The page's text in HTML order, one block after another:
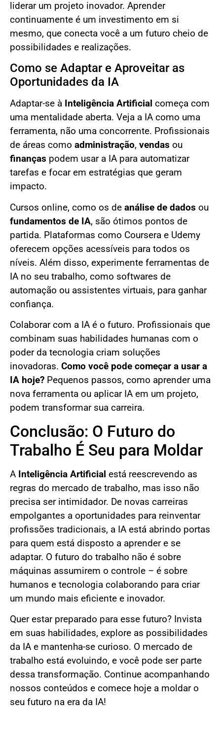
liderar um projeto inovador. Aprender
continuamente é um investimento em si
mesmo, que conecta você a um futuro cheio de
possibilidades e realizações.
Como se Adaptar e Aproveitar as
Oportunidades da IA
Adaptar-se à Inteligência Artificial começa com
uma mentalidade aberta. Veja a IA como uma
ferramenta, não uma concorrente. Profissionais
de áreas como administração, vendas ou
finanças podem usar a IA para automatizar
tarefas e focar em estratégias que geram
impacto.
Cursos online, como os de análise de dados ou
fundamentos de IA, são ótimos pontos de
partida. Plataformas como Coursera e Udemy
oferecem opções acessíveis para todos os
níveis. Além disso, experimente ferramentas de
IA no seu trabalho, como softwares de
automação ou assistentes virtuais, para ganhar
confiança.
Colaborar com a IA é o futuro. Profissionais que
combinam suas habilidades humanas com o
poder da tecnologia criam soluções
inovadoras. Como você pode começar a usar a
IA hoje? Pequenos passos, como aprender uma
nova ferramenta ou aplicar IA em um projeto,
podem transformar sua carreira.
Conclusão: O Futuro do
Trabalho É Seu para Moldar
A Inteligência Artificial está reescrevendo as
regras do mercado de trabalho, mas isso não
precisa ser intimidador. De novas carreiras
empolgantes a oportunidades para reinventar
profissões tradicionais, a IA está abrindo portas
para quem está disposto a aprender e se
adaptar. O futuro do trabalho não é sobre
máquinas assumirem o controle – é sobre
humanos e tecnologia colaborando para criar
um mundo mais eficiente e inovador.
Quer estar preparado para esse futuro? Invista
em suas habilidades, explore as possibilidades
da IA e mantenha-se curioso. O mercado de
trabalho está evoluindo, e você pode ser parte
dessa transformação. Continue acompanhando
nossos conteúdos e comece hoje a moldar o
seu futuro na era da IA!